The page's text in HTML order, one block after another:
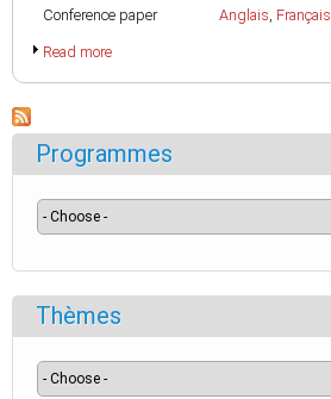
Conference paper
Anglais, Français
Read more
Programmes
Thèmes